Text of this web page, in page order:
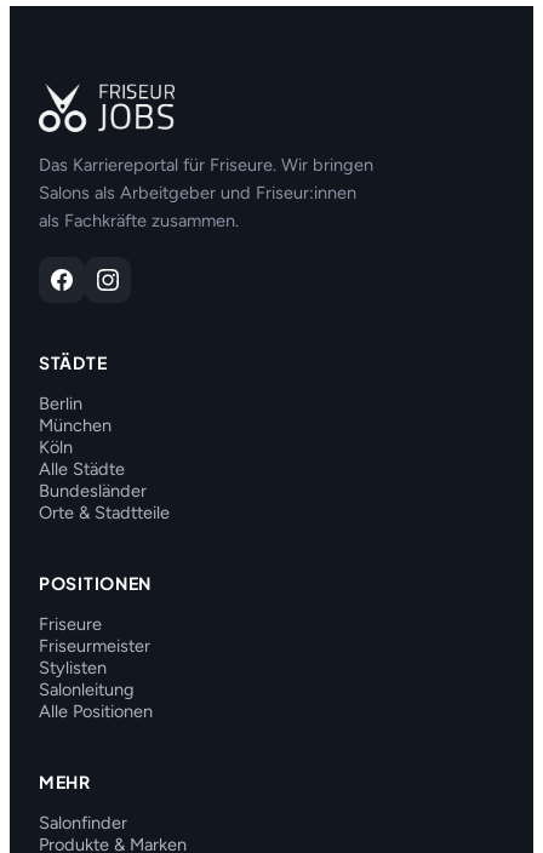
Das Karriereportal für Friseure. Wir bringen
Salons als Arbeitgeber und Friseur:innen
als Fachkräfte zusammen.
STÄDTE
Berlin
München
Köln
Alle Städte
Bundesländer
Orte & Stadtteile
POSITIONEN
Friseure
Friseurmeister
Stylisten
Salonleitung
Alle Positionen
MEHR
Salonfinder
Produkte & Marken